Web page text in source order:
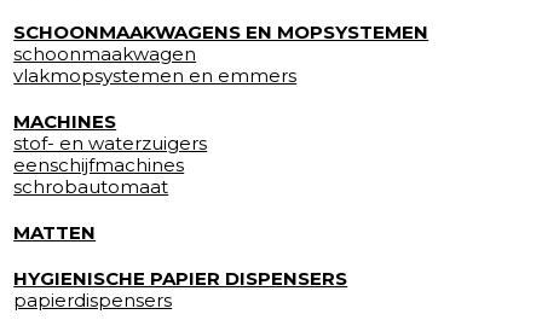
SCHOONMAAKWAGENS EN MOPSYSTEMEN
schoonmaakwagen
vlakmopsystemen en emmers
MACHINES
stof- en waterzuigers
eenschijfmachines
schrobautomaat
MATTEN
HYGIENISCHE PAPIER DISPENSERS
papierdispensers